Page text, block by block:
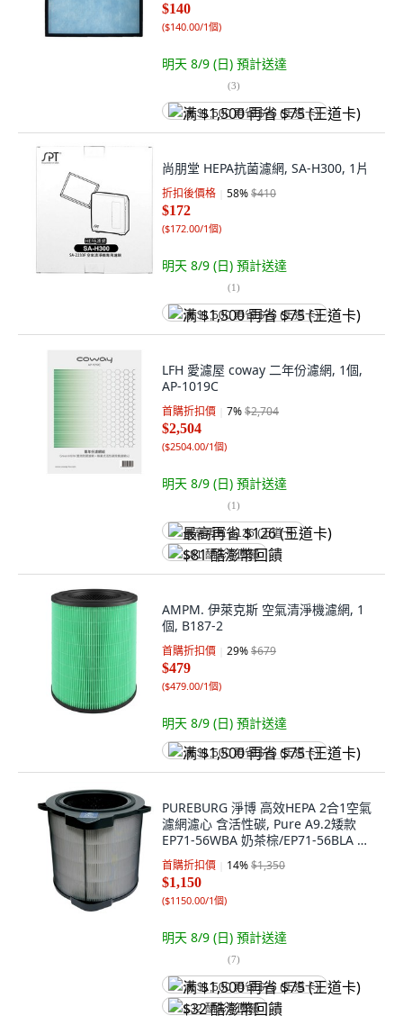
$140
($140.00/1個)
明天 8/9 (日) 預計送達
(3)
满 $1,500 再省 $75 (王道卡)
尚朋堂 HEPA抗菌濾網, SA-H300, 1片
折扣後價格 58%$410
$172
($172.00/1個)
明天 8/9 (日) 預計送達
(1)
满 $1,500 再省 $75 (王道卡)
LFH 愛濾屋 coway 二年份濾網, 1個,
AP-1019C
首購折扣價 7%$2,704
$2,504
($2504.00/1個)
明天 8/9 (日) 預計送達
(1)
最高再省 $126 (王道卡)
$81 酷澎幣回饋
AMPM. 伊萊克斯 空氣清淨機濾網, 1
個, B187-2
首購折扣價 29%$679
$479
($479.00/1個)
明天 8/9 (日) 預計送達
满 $1,500 再省 $75 (王道卡)
PUREBURG 淨博 高效HEPA 2合1空氣
濾網濾心 含活性碳, Pure A9.2矮款
EP71-56WBA 奶茶棕/EP71-56BLA 丹
寧藍/EP71-56GRA 海洋綠, 1組
首購折扣價 14%$1,350
$1,150
($1150.00/1個)
明天 8/9 (日) 預計送達
(7)
满 $1,500 再省 $75 (王道卡)
$32 酷澎幣回饋